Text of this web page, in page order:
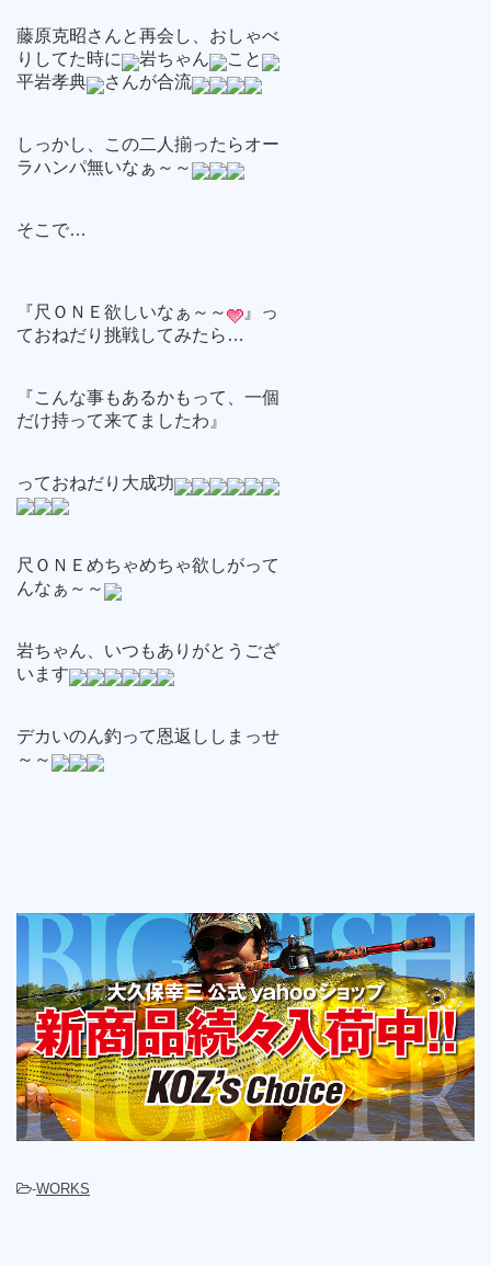
藤原克昭さんと再会し、おしゃべ
りしてた時に
岩ちゃん
こと
平岩孝典
さんが合流
しっかし、この二人揃ったらオー
ラハンパ無いなぁ～～
そこで…
『尺ＯＮＥ欲しいなぁ～～
』っ
ておねだり挑戦してみたら…
『こんな事もあるかもって、一個
だけ持って来てましたわ』
っておねだり大成功
尺ＯＮＥめちゃめちゃ欲しがって
んなぁ～～
岩ちゃん、いつもありがとうござ
います
デカいのん釣って恩返ししまっせ
～～
-WORKS